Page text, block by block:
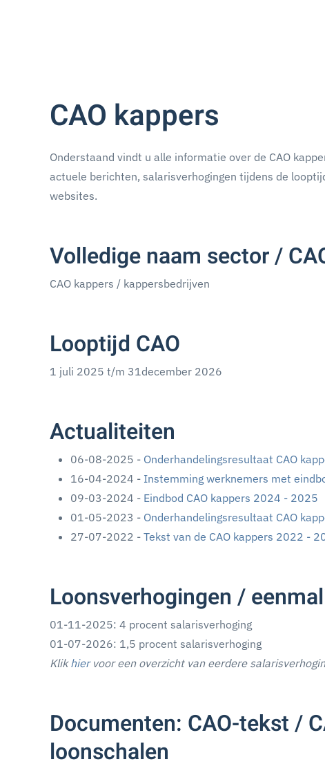
CAO kappers
Onderstaand vindt u alle informatie over de CAO
actuele berichten, salarisverhogingen tijdens de
websites.
Volledige naam sector /
CAO kappers / kappersbedrijven
Looptijd CAO
1 juli 2025 t/m 31december 2026
Actualiteiten
06-08-2025 - Onderhandelingsresultaat CAO
16-04-2024 - Instemming werknemers met
09-03-2024 - Eindbod CAO kappers 2024 - 2025
01-05-2023 - Onderhandelingsresultaat CAO
27-07-2022 - Tekst van de CAO kappers 2022 -
Loonsverhogingen /
01-11-2025: 4 procent salarisverhoging
01-07-2026: 1,5 procent salarisverhoging
Klikhiervoor een overzicht van eerdere
Documenten: CAO-tekst /
loonschalen